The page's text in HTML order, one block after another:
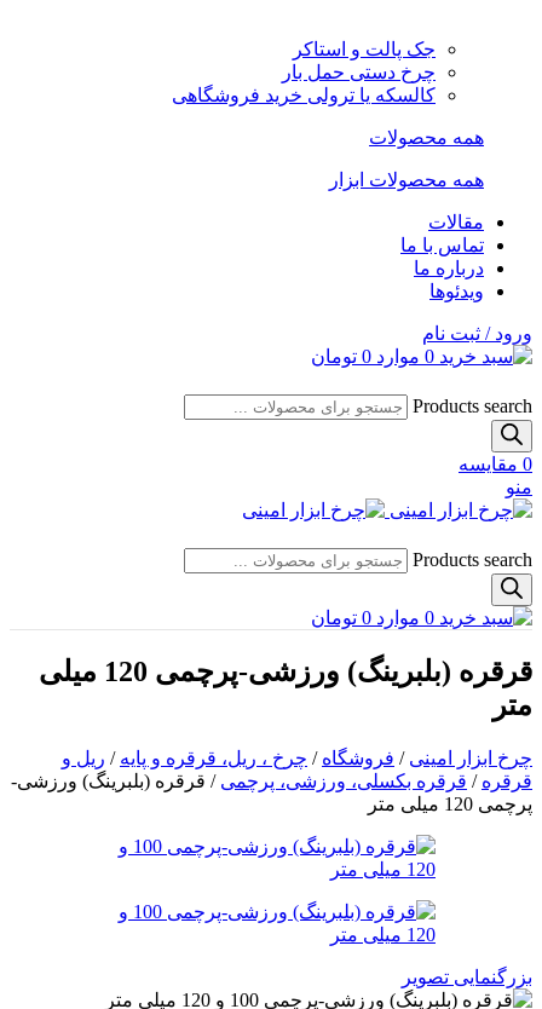
جک پالت و استاکر
چرخ دستی حمل بار
کالسکه یا ترولی خرید فروشگاهی
همه محصولات
همه محصولات ابزار
مقالات
تماس با ما
درباره ما
ویدئوها
ورود / ثبت نام
0 موارد 0 تومان
Products search
0 مقایسه
منو
Products search
0 موارد 0 تومان
قرقره (بلبرینگ) ورزشی-پرچمی 120 میلی
متر
چرخ ابزار امینی / فروشگاه / چرخ ، ریل، قرقره و پایه / ریل و
قرقره / قرقره بکسلی، ورزشی، پرچمی / قرقره (بلبرینگ) ورزشی-
پرچمی 120 میلی متر
بزرگنمایی تصویر